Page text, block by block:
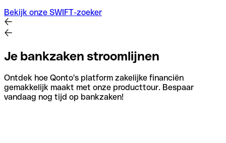
Bekijk onze SWIFT-zoeker
Je bankzaken stroomlijnen
Ontdek hoe Qonto's platform zakelijke financiën
gemakkelijk maakt met onze producttour. Bespaar
vandaag nog tijd op bankzaken!